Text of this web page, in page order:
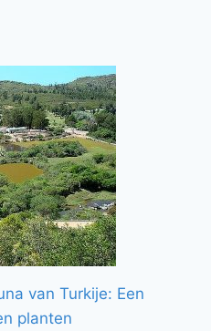
van Turkije: Een
planten